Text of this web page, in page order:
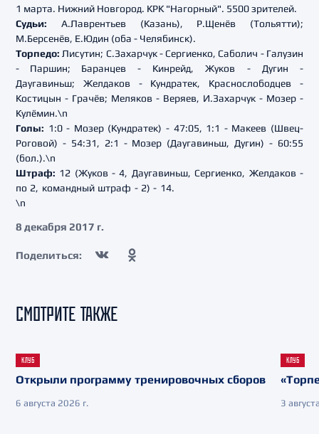
1 марта. Нижний Новгород. КРК "Нагорный". 5500 зрителей.
Судьи: А.Лаврентьев (Казань), Р.Щенёв (Тольятти);
М.Берсенёв, Е.Юдин (оба - Челябинск).
Торпедо: Лисутин; С.Захарчук - Сергиенко, Саболич - Галузин
- Паршин; Баранцев - Кинрейд, Жуков - Дугин -
Даугавиньш; Желдаков - Кундратек, Краснослободцев -
Костицын - Грачёв; Меляков - Веряев, И.Захарчук - Мозер -
Кулёмин.\n
Голы: 1:0 - Мозер (Кундратек) - 47:05, 1:1 - Макеев (Швец-
Роговой) - 54:31, 2:1 - Мозер (Даугавиньш, Дугин) - 60:55
(бол.).\n
Штраф: 12 (Жуков - 4, Даугавиньш, Сергиенко, Желдаков -
по 2, командный штраф - 2) - 14.
\n
8 декабря 2017 г.
Поделиться:
СМОТРИТЕ ТАКЖЕ
КЛУБ
Открыли программу тренировочных сборов
6 августа 2026 г.
КЛУБ
3